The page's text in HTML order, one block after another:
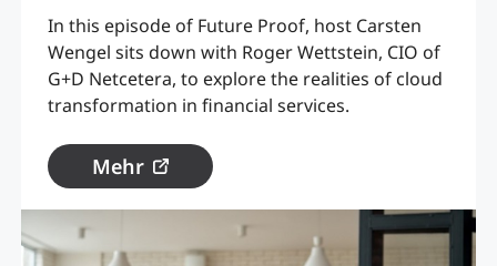
In this episode of Future Proof, host Carsten
Wengel sits down with Roger Wettstein, CIO of
G+D Netcetera, to explore the realities of cloud
transformation in financial services.
Mehr